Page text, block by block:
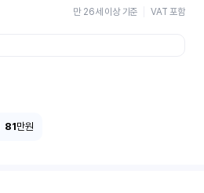
만 26세 이상 기준 VAT 포함
81만원